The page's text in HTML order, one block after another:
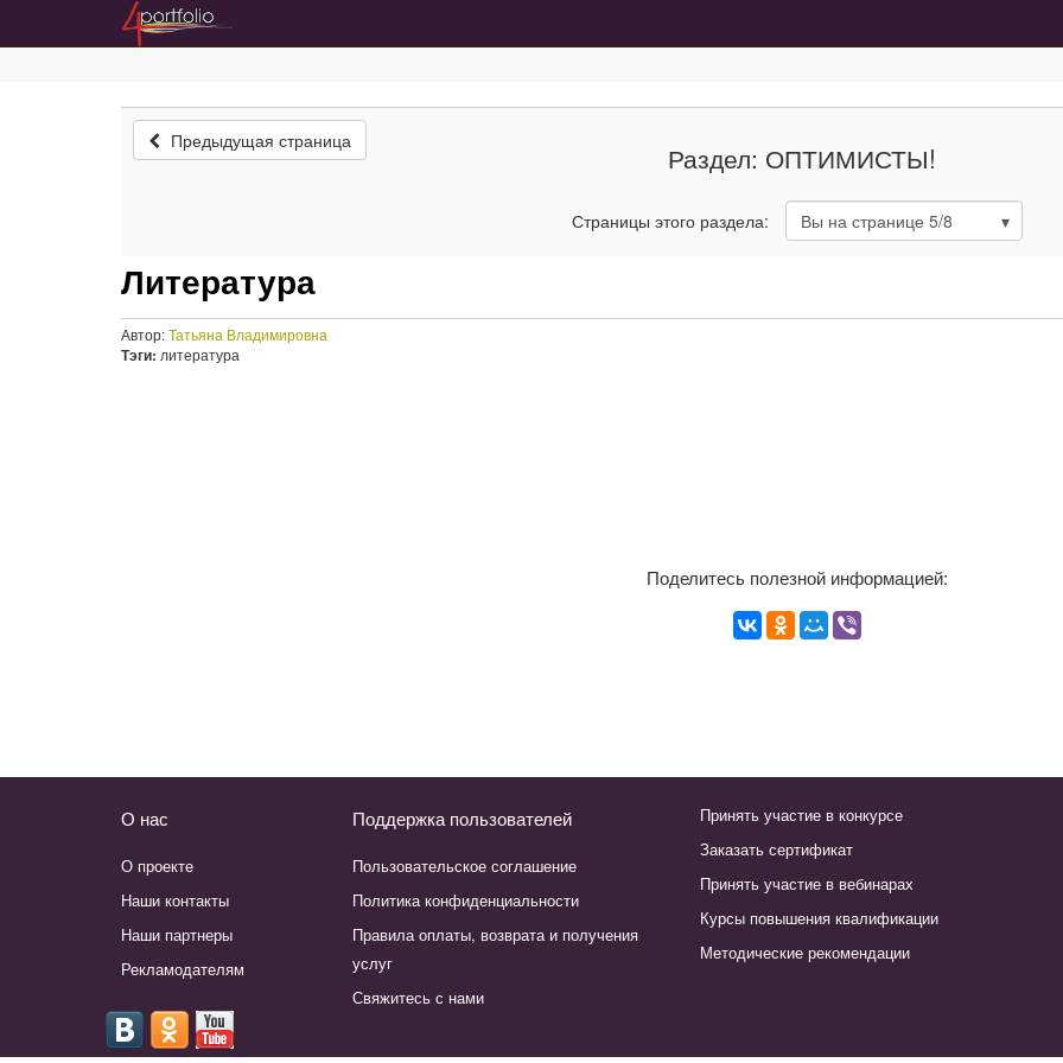
Предыдущая страница Раздел: ОПТИМИСТЫ!
Страницы этого раздела: Вы на странице 5/8
Литература
Автор:Татьяна Владимировна
Тэги: литература
Поделитесь полезной информацией:
О нас
О проекте
Наши контакты
Наши партнеры
Рекламодателям
Поддержка пользователей
Пользовательское соглашение
Политика конфиденциальности
Правила оплаты, возврата и получения
услуг
Свяжитесь с нами
Принять участие в конкурсе
Заказать сертификат
Принять участие в вебинарах
Курсы повышения квалификации
Методические рекомендации